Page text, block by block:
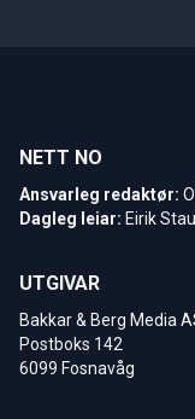
NETT NO
Ansvarleg redaktør:
Dagleg leiar: Eirik
UTGIVAR
Bakkar & Berg Media
Postboks 142
6099 Fosnavåg